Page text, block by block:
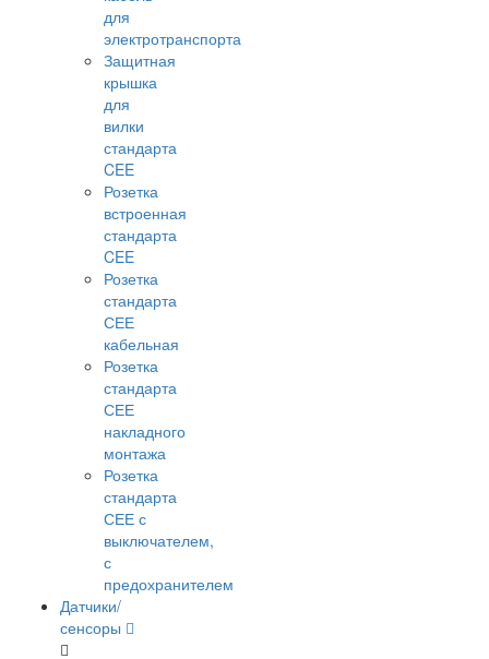
для
электротранспорта
Защитная
крышка
для
вилки
стандарта
CEE
Розетка
встроенная
стандарта
CEE
Розетка
стандарта
СЕЕ
кабельная
Розетка
стандарта
СЕЕ
накладного
монтажа
Розетка
стандарта
СЕЕ с
выключателем,
с
предохранителем
Датчики/
сенсоры